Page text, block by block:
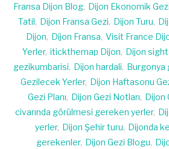
Fransa Dijon Blog, Dijon Ekonomik
Tatil, Dijon Fransa Gezi, Dijon Turu,
Dijon, Dijon Fransa, Visit France
Yerler, itickthemap Dijon, Dijon
gezikumbarisi, Dijon hardali, Burgonya
Gezilecek Yerler, Dijon Haftasonu
Gezi Planı, Dijon Gezi Notları, Dijon
civarında görülmesi gereken yerler,
yerler, Dijon Şehir turu, Dijonda
gerekenler, Dijon Gezi Blogu,